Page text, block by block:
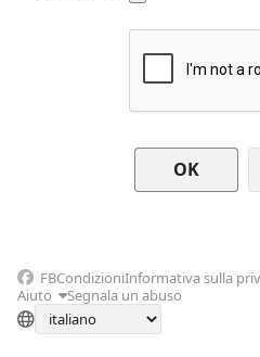
FBCondizioniInformativa sulla
Aiuto
Segnala un abuso